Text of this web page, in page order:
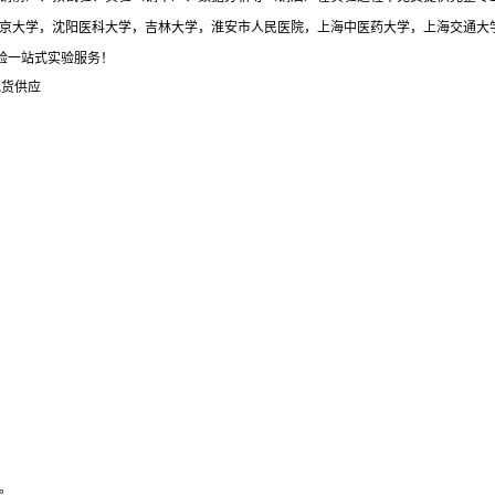
大学，沈阳医科大学，吉林大学，淮安市人民医院，上海中医药大学，上海交通
站式实验服务！
供应
。